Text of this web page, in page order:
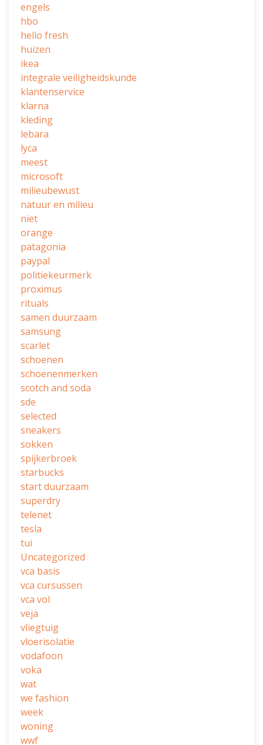
engels
hbo
hello fresh
huizen
ikea
integrale veiligheidskunde
klantenservice
klarna
kleding
lebara
lyca
meest
microsoft
milieubewust
natuur en milieu
niet
orange
patagonia
paypal
politiekeurmerk
proximus
rituals
samen duurzaam
samsung
scarlet
schoenen
schoenenmerken
scotch and soda
sde
selected
sneakers
sokken
spijkerbroek
starbucks
start duurzaam
superdry
telenet
tesla
tui
Uncategorized
vca basis
vca cursussen
vca vol
veja
vliegtuig
vloerisolatie
vodafoon
voka
wat
we fashion
week
woning
wwf